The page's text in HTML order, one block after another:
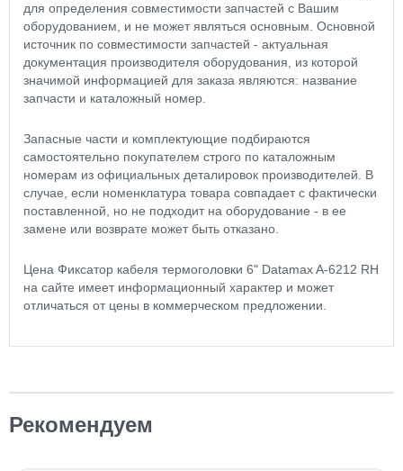
для определения совместимости запчастей с Вашим
оборудованием, и не может являться основным. Основной
источник по совместимости запчастей - актуальная
документация производителя оборудования, из которой
значимой информацией для заказа являются: название
запчасти и каталожный номер.
Запасные части и комплектующие подбираются
самостоятельно покупателем строго по каталожным
номерам из официальных деталировок производителей. В
случае, если номенклатура товара совпадает с фактически
поставленной, но не подходит на оборудование - в ее
замене или возврате может быть отказано.
Цена Фиксатор кабеля термоголовки 6" Datamax A-6212 RH
на сайте имеет информационный характер и может
отличаться от цены в коммерческом предложении.
Рекомендуем